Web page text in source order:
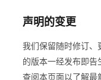
声明的变更
我们保留随时修订
的版本一经发布即
查阅本页面以了解最